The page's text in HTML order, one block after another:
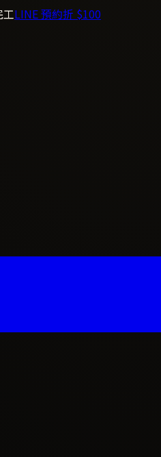
LINE 預約折 $100